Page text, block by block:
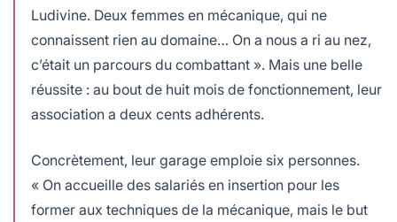
Ludivine. Deux femmes en mécanique, qui ne
connaissent rien au domaine… On a nous a ri au nez,
c’était un parcours du combattant ». Mais une belle
réussite : au bout de huit mois de fonctionnement, leur
association a deux cents adhérents.
Concrètement, leur garage emploie six personnes.
« On accueille des salariés en insertion pour les
former aux techniques de la mécanique, mais le but